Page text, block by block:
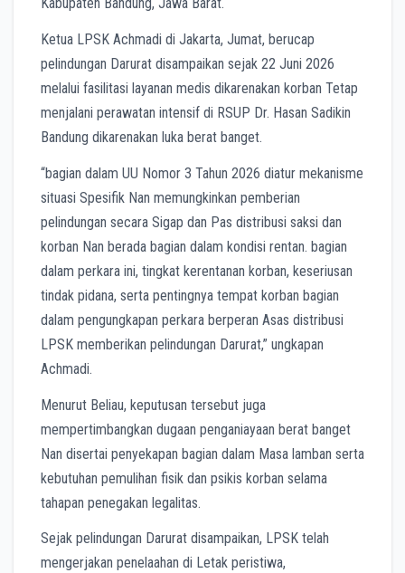
Ketua LPSK Achmadi di Jakarta, Jumat, berucap
pelindungan Darurat disampaikan sejak 22 Juni 2026
melalui fasilitasi layanan medis dikarenakan korban Tetap
menjalani perawatan intensif di RSUP Dr. Hasan Sadikin
Bandung dikarenakan luka berat banget.
“bagian dalam UU Nomor 3 Tahun 2026 diatur mekanisme
situasi Spesifik Nan memungkinkan pemberian
pelindungan secara Sigap dan Pas distribusi saksi dan
korban Nan berada bagian dalam kondisi rentan. bagian
dalam perkara ini, tingkat kerentanan korban, keseriusan
tindak pidana, serta pentingnya tempat korban bagian
dalam pengungkapan perkara berperan Asas distribusi
LPSK memberikan pelindungan Darurat,” ungkapan
Achmadi.
Menurut Beliau, keputusan tersebut juga
mempertimbangkan dugaan penganiayaan berat banget
Nan disertai penyekapan bagian dalam Masa lamban serta
kebutuhan pemulihan fisik dan psikis korban selama
tahapan penegakan legalitas.
Sejak pelindungan Darurat disampaikan, LPSK telah
mengerjakan penelaahan di Letak peristiwa,